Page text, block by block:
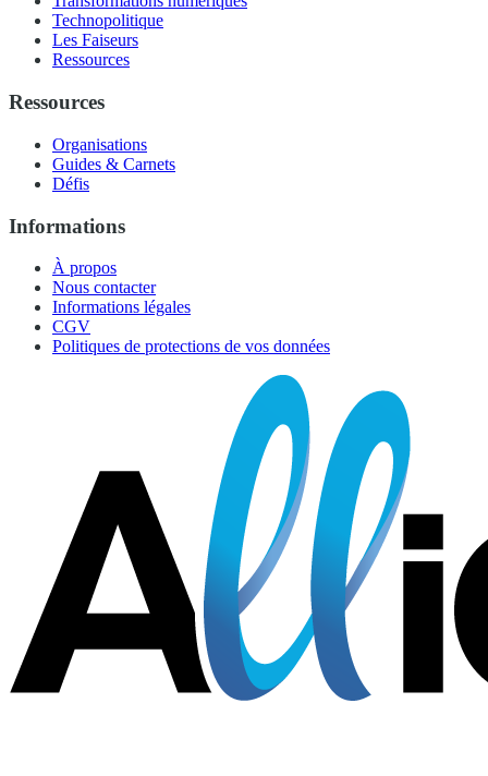
Technopolitique
Les Faiseurs
Ressources
Ressources
Organisations
Guides & Carnets
Défis
Informations
À propos
Nous contacter
Informations légales
CGV
Politiques de protections de vos données